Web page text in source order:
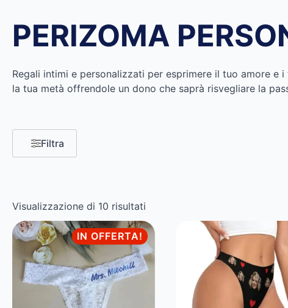
PERIZOMA
Regali intimi e personalizzati per esprimere il tuo amore
la tua metà offrendole un dono che saprà risvegliare la
Filtra
Visualizzazione di 10 risultati
IN OFFERTA!